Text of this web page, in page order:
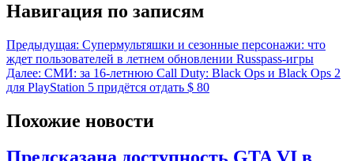
Навигация по записям
Предыдущая: Супермультяшки и сезонные персонажи: что
ждет пользователей в летнем обновлении Russpass-игры
Далее: СМИ: за 16-летнюю Call Duty: Black Ops и Black Ops 2
для PlayStation 5 придётся отдать $ 80
Похожие новости